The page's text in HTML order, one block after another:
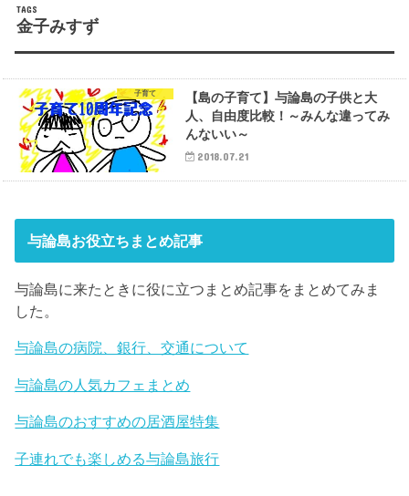
金子みすず
子育て
【島の子育て】与論島の子供と大
人、自由度比較！～みんな違ってみ
んないい～
2018.07.21
与論島お役立ちまとめ記事
与論島に来たときに役に立つまとめ記事をまとめてみま
した。
与論島の病院、銀行、交通について
与論島の人気カフェまとめ
与論島のおすすめの居酒屋特集
子連れでも楽しめる与論島旅行